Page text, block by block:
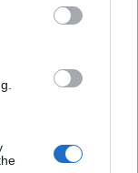
τυχεροί.
Τρίπολη το